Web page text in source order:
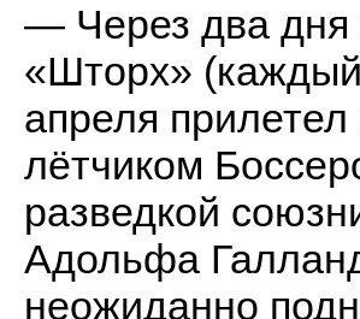
— Через два дня
«Шторх»
апреля
лётчиком
разведкой
Адольфа
неожиданно